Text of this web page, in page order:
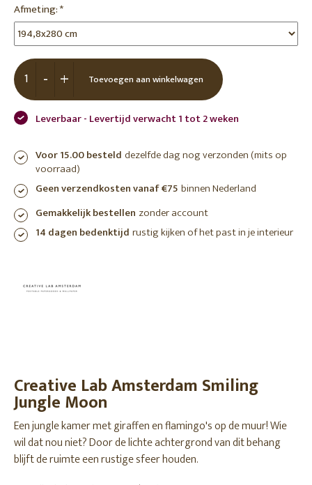
Afmeting:*
+
- Toevoegen aan winkelwagen
Leverbaar - Levertijd verwacht 1 tot 2 weken
Voor 15.00 besteld dezelfde dag nog verzonden (mits op
voorraad)
Geen verzendkosten vanaf €75 binnen Nederland
Gemakkelijk bestellen zonder account
14 dagen bedenktijd rustig kijken of het past in je interieur
Creative Lab Amsterdam Smiling
Jungle Moon
Een jungle kamer met giraffen en flamingo's op de muur! Wie
wil dat nou niet? Door de lichte achtergrond van dit behang
blijft de ruimte een rustige sfeer houden.